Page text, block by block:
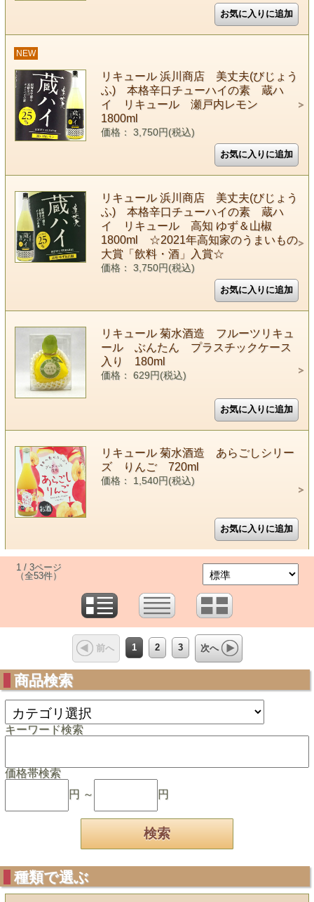
NEW
リキュール 浜川商店 美丈夫(びじょう
ふ) 本格辛口チューハイの素 蔵ハ
イ リキュール 瀬戸内レモン
1800ml
価格： 3,750円(税込)
リキュール 浜川商店 美丈夫(びじょう
ふ) 本格辛口チューハイの素 蔵ハ
イ リキュール 高知 ゆず＆山椒
1800ml ☆2021年高知家のうまいもの
大賞「飲料・酒」入賞☆
価格： 3,750円(税込)
リキュール 菊水酒造 フルーツリキュ
ール ぶんたん プラスチックケース
入り 180ml
価格： 629円(税込)
リキュール 菊水酒造 あらごしシリー
ズ りんご 720ml
価格： 1,540円(税込)
1 / 3ページ
（全53件）
前へ 1 2 3 次へ
商品検索
キーワード検索
価格帯検索
円 ～
円
種類で選ぶ